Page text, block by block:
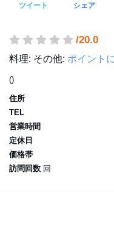
ツイート シェア
/20.0
料理: その他: ポイント
()
住所
TEL
営業時間
定休日
価格帯
訪問回数 回